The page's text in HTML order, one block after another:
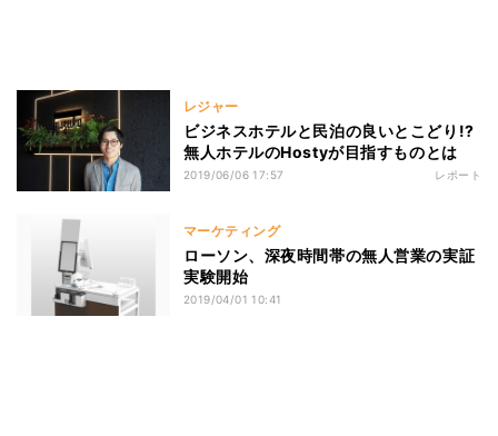
レジャー
ビジネスホテルと民泊の良いとこどり!?
無人ホテルのHostyが目指すものとは
2019/06/06 17:57 レポート
マーケティング
ローソン、深夜時間帯の無人営業の実証
実験開始
2019/04/01 10:41